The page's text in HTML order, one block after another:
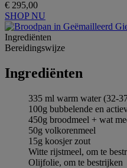
€ 295,00
SHOP NU
Ingrediёnten
Bereidingswijze
Ingrediёnten
335 ml warm water (32-
100g bubbelende en
450g broodmeel + wat
50g volkorenmeel
15g koosjer zout
Witte rijstmeel, om te
Olijfolie, om te bestrijken